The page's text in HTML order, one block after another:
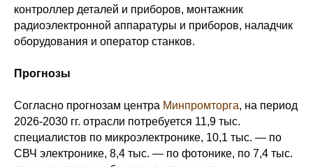
контроллер деталей и приборов, монтажник
радиоэлектронной аппаратуры и приборов, наладчик
оборудования и оператор станков.
Прогнозы
Согласно прогнозам центра Минпромторга, на период
2026-2030 гг. отрасли потребуется 11,9 тыс.
специалистов по микроэлектронике, 10,1 тыс. — по
СВЧ электронике, 8,4 тыс. — по фотонике, по 7,4 тыс.